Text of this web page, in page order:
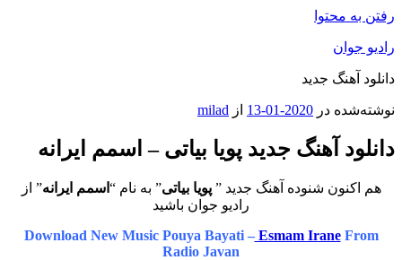
رفتن به محتوا
رادیو جوان
دانلود آهنگ جدید
نوشته‌شده در 2020-01-13 از milad
دانلود آهنگ جدید پویا بیاتی – اسمم ایرانه
هم اکنون شنوده آهنگ جدید ”پویا بیاتی” به نام “ اسمم ایرانه” از
رادیو جوان باشید
Download New Music Pouya Bayati –Esmam IraneFrom
Radio Javan